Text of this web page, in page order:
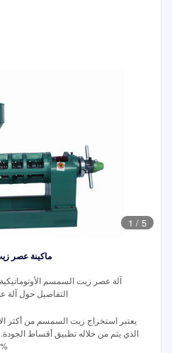
1 / 5
ماكينة عصر
آلة عصر زيت السمسم
التفاصيل حول آلة
يعتبر استخراج زيت السمسم من أكثر
الذي يتم من خلاله تطبيق أقساط
بذور السمسم الخام. يحتوي على 39%